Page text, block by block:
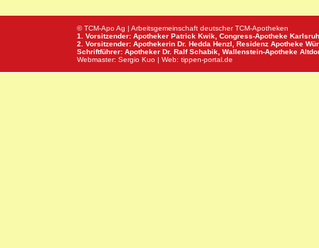
© TCM-Apo Ag | Arbeitsgemeinschaft deutscher TCM-Apotheken
1. Vorsitzender: Apotheker Patrick Kwik, Congress-Apotheke
2. Vorsitzender: Apothekerin Dr. Hedda Henzl, Residenz Apotheke
Schriftführer: Apotheker Dr. Ralf Schabik, Wallenstein-Apotheke
Webmaster: Sergio Kuo | Web: tippen-portal.de